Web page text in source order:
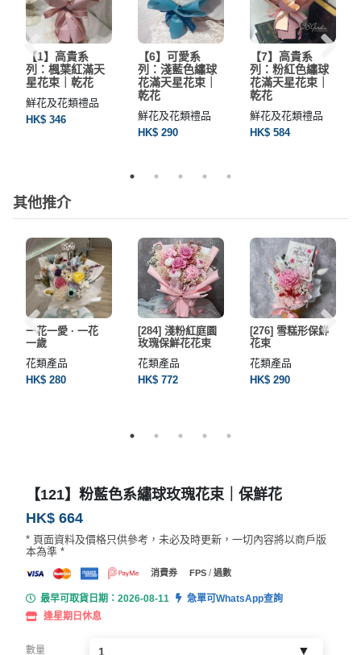
【1】高貴系
列：楓葉紅滿天
星花束｜乾花
鮮花及花類禮品
HK$ 346
【6】可愛系
列：淺藍色繡球
花滿天星花束｜
乾花
鮮花及花類禮品
HK$ 290
【7】高貴系
列：粉紅色繡球
花滿天星花束｜
乾花
鮮花及花類禮品
HK$ 584
其他推介
一花一愛 · 一花
一歲
花類產品
HK$ 280
[284] 淺粉紅庭園
玫瑰保鮮花花束
花類產品
HK$ 772
[276] 雪糕形保鮮
花束
花類產品
HK$ 290
【121】粉藍色系繡球玫瑰花束｜保鮮花
HK$ 664
* 頁面資料及價格只供參考，未必及時更新，一切內容將以商戶版
本為準 *
消費券 FPS / 過數
最早可取貨日期：2026-08-11
急單可WhatsApp查詢
逢星期日休息
數量